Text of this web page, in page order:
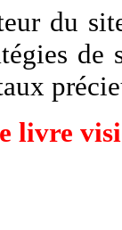
du
de
livre